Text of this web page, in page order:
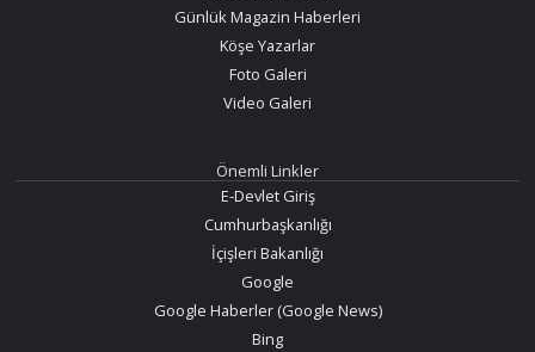
Günlük Magazin Haberleri
Köşe Yazarlar
Foto Galeri
Video Galeri
Önemli Linkler
E-Devlet Giriş
Cumhurbaşkanlığı
İçişleri Bakanlığı
Google
Google Haberler (Google News)
Bing